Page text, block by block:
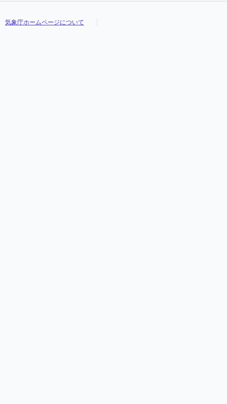
気象庁ホームページについて